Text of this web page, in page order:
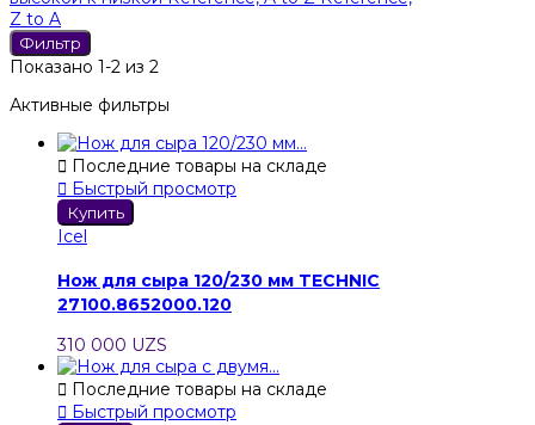
Z to A
Фильтр
Показано 1-2 из 2
Активные фильтры
 Последние товары на складе
 Быстрый просмотр
Купить
Icel
Нож для сыра 120/230 мм TECHNIС
27100.8652000.120
310 000 UZS
 Последние товары на складе
 Быстрый просмотр